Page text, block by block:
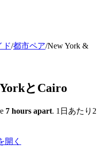
ド/都市ペア/New York &
とCairo
7 hours apart. 1日あたり2
開く